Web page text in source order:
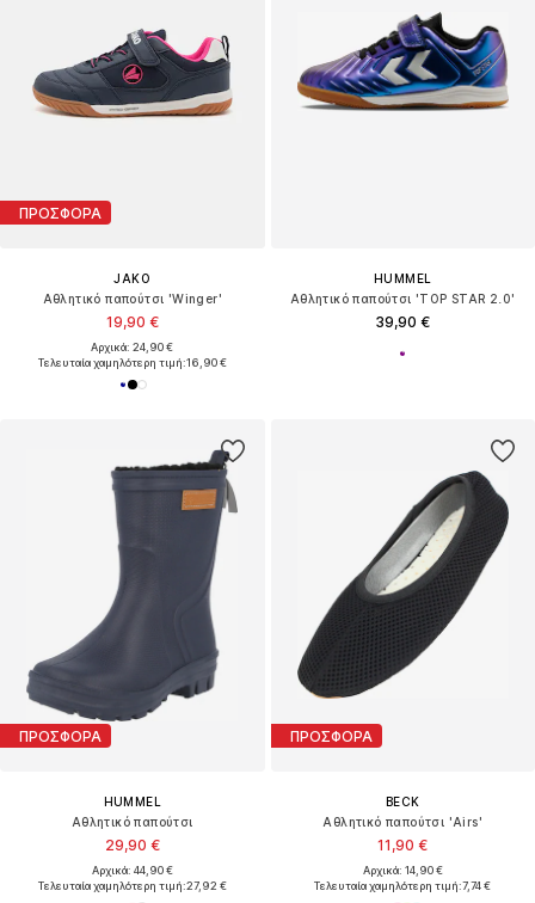
ΠΡΟΣΦΟΡΑ
JAKO
Αθλητικό παπούτσι 'Winger'
19,90 €
Αρχικά: 24,90 €
Τελευταία χαμηλότερη τιμή:16,90 €
HUMMEL
Αθλητικό παπούτσι 'TOP STAR 2.0'
39,90 €
ΠΡΟΣΦΟΡΑ
HUMMEL
Αθλητικό παπούτσι
29,90 €
Αρχικά: 44,90 €
Τελευταία χαμηλότερη τιμή:27,92 €
ΠΡΟΣΦΟΡΑ
BECK
Αθλητικό παπούτσι 'Airs'
11,90 €
Αρχικά: 14,90 €
Τελευταία χαμηλότερη τιμή:7,74 €